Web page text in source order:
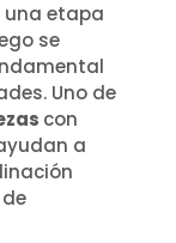
una etapa
se
Uno de
con
a